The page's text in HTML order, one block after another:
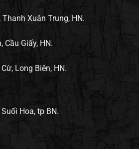
Xuân Trung, HN.
Cầu Giấy, HN.
Long Biên, HN.
Hoa, tp BN.